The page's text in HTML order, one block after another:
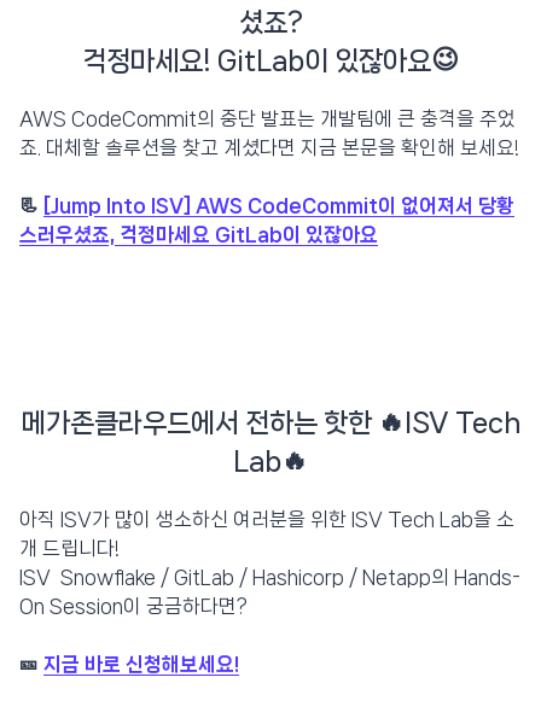
셨죠?
걱정마세요! GitLab이 있잖아요😉
AWS CodeCommit의 중단 발표는 개발팀에 큰 충격을 주었
죠. 대체할 솔루션을 찾고 계셨다면 지금 본문을 확인해 보세요!
📃
[Jump Into ISV] AWS CodeCommit이 없어져서 당황
스러우셨죠, 걱정마세요 GitLab이 있잖아요
메가존클라우드에서 전하는 핫한 🔥ISV Tech
Lab🔥
아직 ISV가 많이 생소하신 여러분을 위한 ISV Tech Lab을 소
개 드립니다!
ISV Snowflake / GitLab / Hashicorp / Netapp의 Hands-
On Session이 궁금하다면?
🎫 지금 바로 신청해보세요!